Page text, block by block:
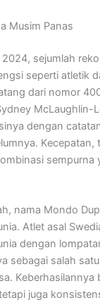
Musim Panas
2024, sejumlah
seperti atletik
dari nomor
McLaughlin-
dengan
Kecepatan,
sempurna
nama Mondo
Atlet asal
dengan
sebagai salah
Keberhasilannya
juga